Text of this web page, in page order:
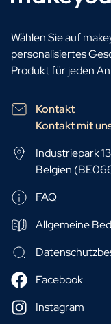
Wählen Sie auf
personalisiertes
Produkt für jeden
Kontakt
Kontakt mit
Industriepark
Belgien
FAQ
Allgemeine
Facebook
Instagram